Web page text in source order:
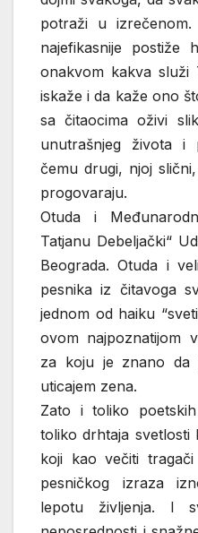
potraži u
najefikasnije postiže
onakvom kakva služi
iskaže i da kaže ono
sa čitaocima oživi
unutrašnjeg života
čemu drugi, njoj
progovaraju.
Otuda i
Tatjanu Debeljački“
Beograda. Otuda i
pesnika iz čitavoga
jednom od haiku
ovom najpoznatijom
za koju je znano da
uticajem zena.
Zato i toliko
toliko drhtaja svetlosti
koji kao večiti
pesničkog izraza
lepotu življenja. I